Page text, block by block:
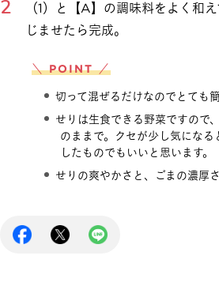
（1）と【A】の調味料をよく和
じませたら完成。
＼ POINT ／
切って混ぜるだけなのでとても簡
せりは生食できる野菜ですので
のままで。クセが少し気にな
したものでもいいと思います。
せりの爽やかさと、ごまの濃厚